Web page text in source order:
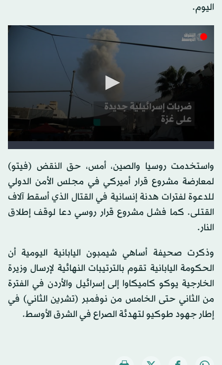
اليوم.
واستخدمت روسيا والصين، أمس، حق النقض (فيتو)
لمعارضة مشروع قرار أميركي في مجلس الأمن الدولي
للدعوة لفترات هدنة إنسانية في القتال الذي أسقط آلاف
القتلى. كما فشل مشروع قرار روسي دعا لوقف إطلاق
النار.
وذكرت صحيفة أساهي شيمبون اليابانية اليومية أن
الحكومة اليابانية تقوم بالترتيبات النهائية لإرسال وزيرة
الخارجية يوكو كاميكاوا إلى إسرائيل والأردن في الفترة
من الثاني حتى الخامس من نوفمبر (تشرين الثاني) في
إطار جهود طوكيو لتهدئة الصراع في الشرق الأوسط.